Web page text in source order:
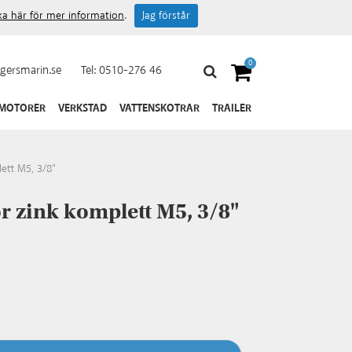
Tel:0510-276 46 0
VERKSTAD VATTENSKOTRAR TRAILER
M5, 3/8"
zink komplett M5, 3/8"
här för mer information. Jag förstår